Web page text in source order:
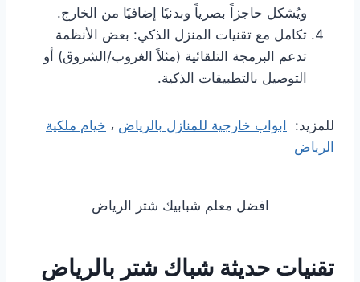
ويُشكل حاجزاً بصرياً وبدنيًا إضافيًا من الخارج.
تكامل مع تقنيات المنزل الذكي: بعض الأنظمة
تدعم البرمجة التلقائية (مثلاً الغروب/الشروق) أو
التوصيل بالتطبيقات الذكية.
للمزيد: ابواب خارجية للمنازل بالرياض ، خيام ملكية
الرياض
افضل معلم شبابيك شتر الرياض
تقنيات حديثة شباك شتر بالرياض